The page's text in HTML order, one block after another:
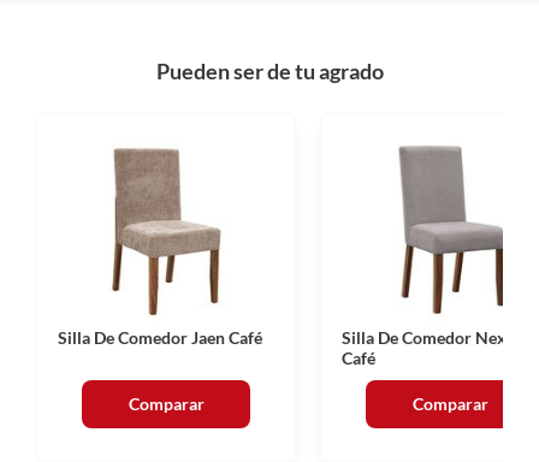
Pueden ser de tu agrado
Silla De Comedor Jaen Café
Comparar
Silla De Comedor Nexus
Café
Comparar